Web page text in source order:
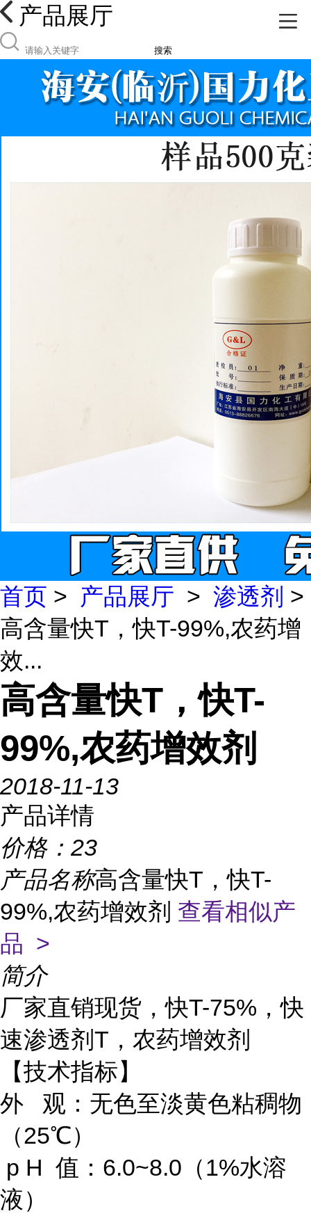
产品展厅
搜索
首页 > 产品展厅 > 渗透剂 >
高含量快T，快T-99%,农药增
效...
高含量快T，快T-
99%,农药增效剂
2018-11-13
产品详情
价格： 23
产品名称高含量快T，快T-
99%,农药增效剂 查看相似产
品 >
简介
厂家直销现货，快T-75%，快
速渗透剂T，农药增效剂
【技术指标】
外 观：无色至淡黄色粘稠物
（25℃）
p H 值：6.0~8.0（1%水溶
液）